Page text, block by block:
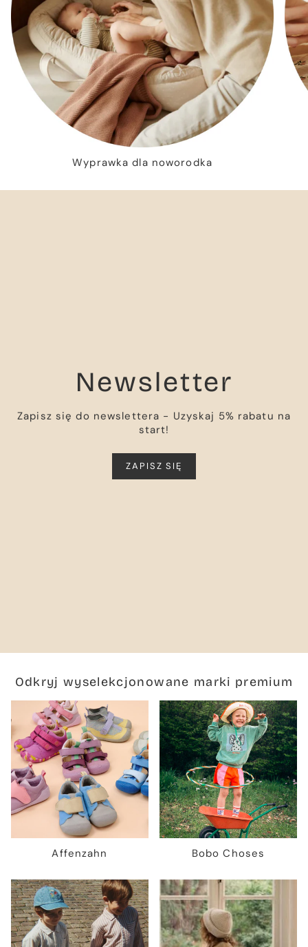
Wyprawka dla noworodka
Newsletter
Zapisz się do newslettera - Uzyskaj 5% rabatu na
start!
ZAPISZ SIĘ
Odkryj wyselekcjonowane marki premium
Affenzahn Bobo Choses